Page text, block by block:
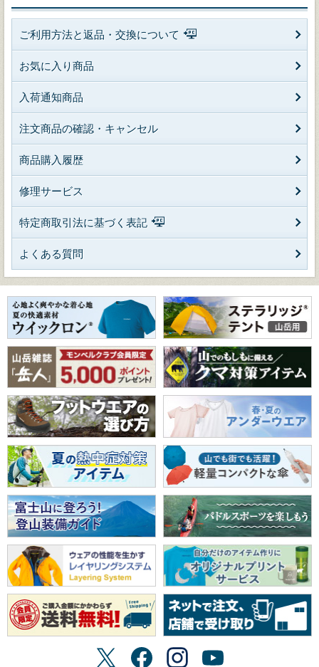
ご利用方法と返品・交換について
お気に入り商品
入荷通知商品
注文商品の確認・キャンセル
商品購入履歴
修理サービス
特定商取引法に基づく表記
よくある質問